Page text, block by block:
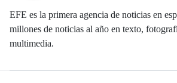
EFE es la primera agencia de noticias en
millones de noticias al año en texto,
multimedia.